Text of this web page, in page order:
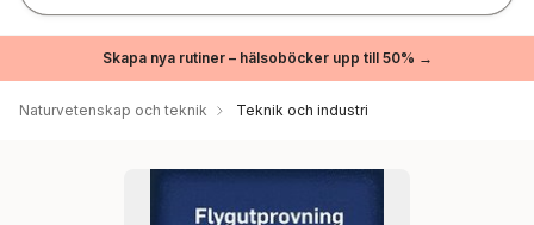
Skapa nya rutiner – hälsoböcker upp till 50% →
Naturvetenskap och teknik Teknik och industri